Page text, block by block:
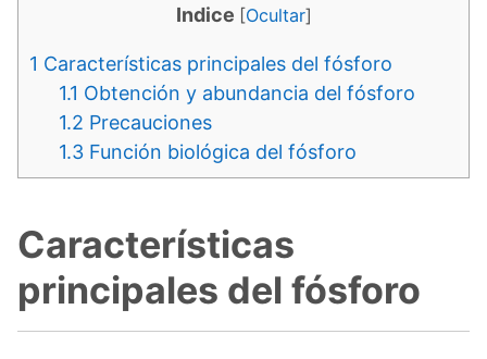
Indice [Ocultar]
1 Características principales del fósforo
1.1 Obtención y abundancia del fósforo
1.2 Precauciones
1.3 Función biológica del fósforo
Características
principales del fósforo